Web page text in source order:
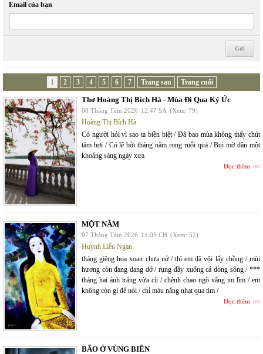
Email của bạn
1 2 3 4 5 6 7 Trang sau Trang cuối
Thơ Hoàng Thị Bích Hà - Mùa Đi Qua Ký Ức
08 Tháng Tám 2026 12:47 SA (Xem: 79)
Hoàng Thị Bích Hà
Có người hỏi vì sao ta biền biệt / Đã bao mùa không thấy chút
tăm hơi / Có lẽ bởi tháng năm rong ruỗi quá / Bụi mờ dần một
khoảng sáng ngày xưa
Đọc thêm
MỘT NĂM
07 Tháng Tám 2026 11:05 CH (Xem: 52)
Huỳnh Liễu Ngạn
tháng giêng hoa xoan chưa nở / thì em đã vội lấy chồng / mùi
hương còn đang dang dở / rụng đầy xuống cả dòng sông / ***
tháng hai ánh trăng vừa cũ / chênh chao ngõ vắng im lìm / em
không còn gì để nói / chỉ màu nắng nhạt qua tim /
Đọc thêm
BÃO Ở VÙNG BIÊN